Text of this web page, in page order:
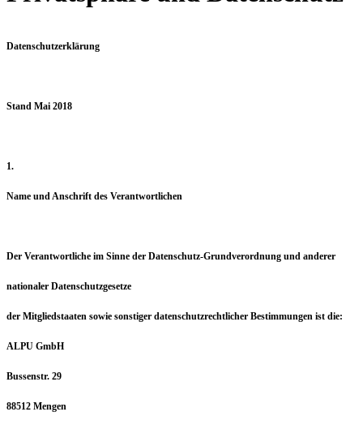
Datenschutzerklärung
Stand Mai 2018
1.
Name und Anschrift des Verantwortlichen
Der Verantwortliche im Sinne der Datenschutz-Grundverordnung und anderer
nationaler Datenschutzgesetze
der Mitgliedstaaten sowie sonstiger datenschutzrechtlicher Bestimmungen ist die:
ALPU GmbH
Bussenstr. 29
88512 Mengen